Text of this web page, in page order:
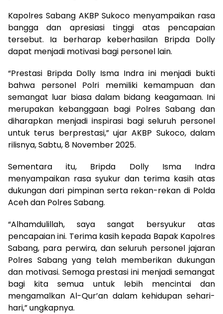
Kapolres Sabang AKBP Sukoco menyampaikan rasa
bangga dan apresiasi tinggi atas pencapaian
tersebut. Ia berharap keberhasilan Bripda Dolly
dapat menjadi motivasi bagi personel lain.
“Prestasi Bripda Dolly Isma Indra ini menjadi bukti
bahwa personel Polri memiliki kemampuan dan
semangat luar biasa dalam bidang keagamaan. Ini
merupakan kebanggaan bagi Polres Sabang dan
diharapkan menjadi inspirasi bagi seluruh personel
untuk terus berprestasi,” ujar AKBP Sukoco, dalam
rilisnya, Sabtu, 8 November 2025.
Sementara itu, Bripda Dolly Isma Indra
menyampaikan rasa syukur dan terima kasih atas
dukungan dari pimpinan serta rekan-rekan di Polda
Aceh dan Polres Sabang.
“Alhamdulillah, saya sangat bersyukur atas
pencapaian ini. Terima kasih kepada Bapak Kapolres
Sabang, para perwira, dan seluruh personel jajaran
Polres Sabang yang telah memberikan dukungan
dan motivasi. Semoga prestasi ini menjadi semangat
bagi kita semua untuk lebih mencintai dan
mengamalkan Al-Qur’an dalam kehidupan sehari-
hari,” ungkapnya.